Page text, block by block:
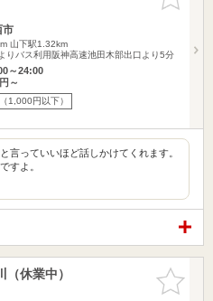
りに追加
市
山下駅1.32km
りバス利用阪神高速池田木部出口より5分
～24:00
～
1,000円以下）
言っていいほど話しかけてくれます。
すよ。
お気に入
りに追加
休業中）